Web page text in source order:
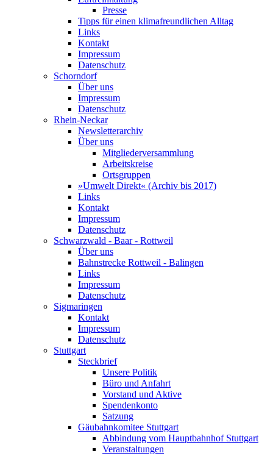
Presse
Tipps für einen klimafreundlichen Alltag
Links
Kontakt
Impressum
Datenschutz
Schorndorf
Über uns
Impressum
Datenschutz
Rhein-Neckar
Newsletterarchiv
Über uns
Mitgliederversammlung
Arbeitskreise
Ortsgruppen
»Umwelt Direkt« (Archiv bis 2017)
Links
Kontakt
Impressum
Datenschutz
Schwarzwald - Baar - Rottweil
Über uns
Bahnstrecke Rottweil - Balingen
Links
Impressum
Datenschutz
Sigmaringen
Kontakt
Impressum
Datenschutz
Stuttgart
Steckbrief
Unsere Politik
Büro und Anfahrt
Vorstand und Aktive
Spendenkonto
Satzung
Gäubahnkomitee Stuttgart
Abbindung vom Hauptbahnhof Stuttgart
Veranstaltungen